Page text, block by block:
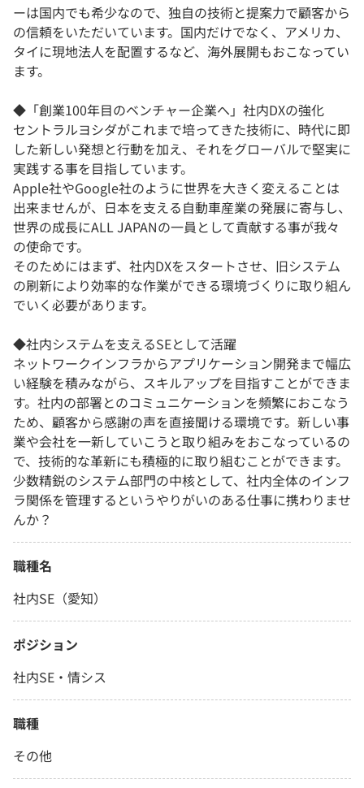
ーは国内でも希少なので、独自の技術と提案力で顧客から
の信頼をいただいています。国内だけでなく、アメリカ、
タイに現地法人を配置するなど、海外展開もおこなってい
ます。
◆「創業100年目のベンチャー企業へ」社内DXの強化
セントラルヨシダがこれまで培ってきた技術に、時代に即
した新しい発想と行動を加え、それをグローバルで堅実に
実践する事を目指しています。
Apple社やGoogle社のように世界を大きく変えることは
出来ませんが、日本を支える自動車産業の発展に寄与し、
世界の成長にALL JAPANの一員として貢献する事が我々
の使命です。
そのためにはまず、社内DXをスタートさせ、旧システム
の刷新により効率的な作業ができる環境づくりに取り組ん
でいく必要があります。
◆社内システムを支えるSEとして活躍
ネットワークインフラからアプリケーション開発まで幅広
い経験を積みながら、スキルアップを目指すことができま
す。社内の部署とのコミュニケーションを頻繁におこなう
ため、顧客から感謝の声を直接聞ける環境です。新しい事
業や会社を一新していこうと取り組みをおこなっているの
で、技術的な革新にも積極的に取り組むことができます。
少数精鋭のシステム部門の中核として、社内全体のインフ
ラ関係を管理するというやりがいのある仕事に携わりませ
んか？
職種名
社内SE（愛知）
ポジション
社内SE・情シス
職種
その他